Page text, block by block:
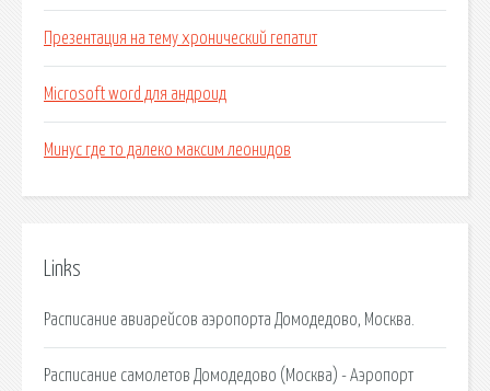
Презентация на тему хронический гепатит
Microsoft word для андроид
Минус где то далеко максим леонидов
Links
Расписание авиарейсов аэропорта Домодедово, Москва.
Расписание самолетов Домодедово (Москва) - Аэропорт